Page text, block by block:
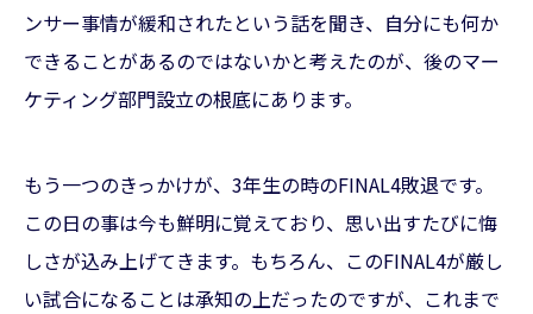
ンサー事情が緩和されたという話を聞き、自分にも何か
できることがあるのではないかと考えたのが、後のマー
ケティング部門設立の根底にあります。
もう一つのきっかけが、3年生の時のFINAL4敗退です。
この日の事は今も鮮明に覚えており、思い出すたびに悔
しさが込み上げてきます。もちろん、このFINAL4が厳し
い試合になることは承知の上だったのですが、これまで